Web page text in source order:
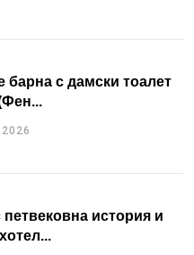
барна с дамски тоалет
2026
петвековна история и